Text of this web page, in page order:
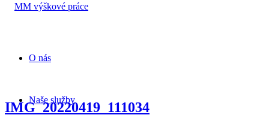
O nás
Naše služby
IMG_20220419_111034